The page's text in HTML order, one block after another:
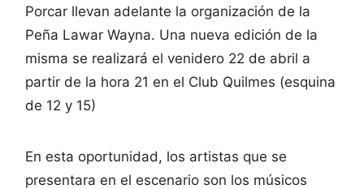
Porcar llevan adelante la organización de la
Peña Lawar Wayna. Una nueva edición de la
misma se realizará el venidero 22 de abril a
partir de la hora 21 en el Club Quilmes (esquina
de 12 y 15)
En esta oportunidad, los artistas que se
presentara en el escenario son los músicos